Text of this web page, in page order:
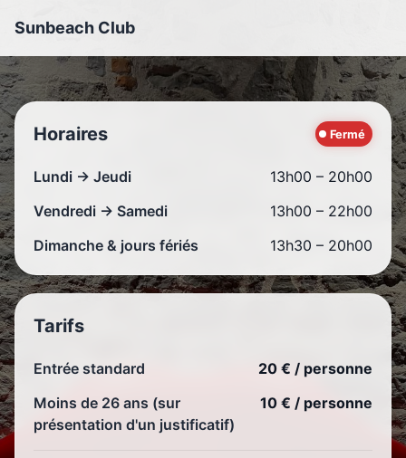
Sunbeach Club
Horaires Fermé
Lundi → Jeudi
13h00 – 20h00
Vendredi → Samedi
13h00 – 22h00
Dimanche & jours fériés
13h30 – 20h00
Tarifs
Entrée standard
20 € / personne
Moins de 26 ans (sur
présentation d'un justificatif)
10 € / personne